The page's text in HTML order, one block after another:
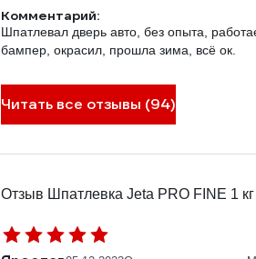
Комментарий:
Шпатлевал дверь авто, без опыта,
бампер, окрасил, прошла зима, всё ок.
Читать все отзывы (94)
Отзыв Шпатлевка Jeta PRO FINE 1